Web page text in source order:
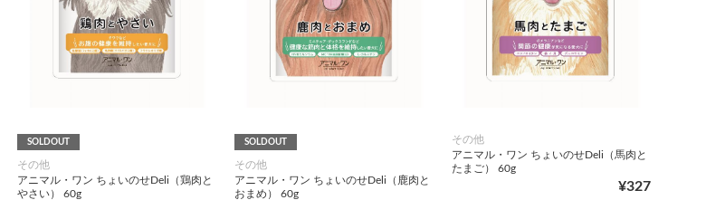
SOLDOUT
その他
アニマル・ワン ちょいのせDeli（鶏肉と
やさい） 60g
SOLDOUT
その他
アニマル・ワン ちょいのせDeli（鹿肉と
おまめ） 60g
その他
アニマル・ワン ちょいのせDeli（馬肉と
たまご） 60g
¥327